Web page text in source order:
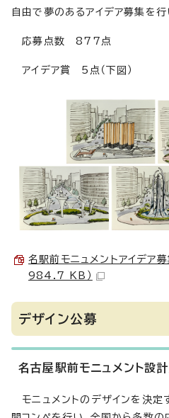
自由で夢のあるアイデア募集を行
応募点数 877点
アイデア賞 5点（下図）
名駅前モニュメントアイデア
984.7 KB）
デザイン公募
名古屋駅前モニュメント設
モニュメントのデザインを決